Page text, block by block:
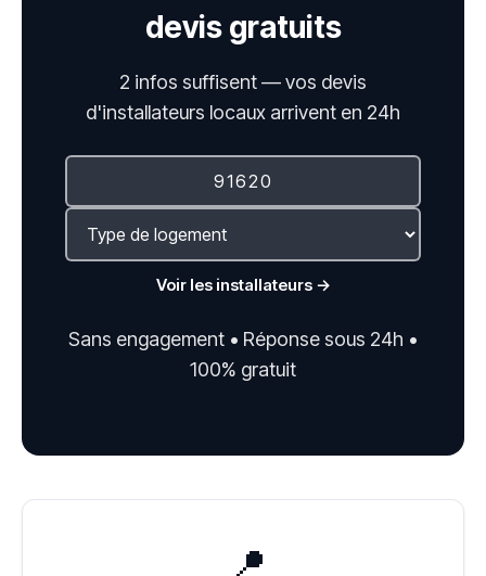
devis gratuits
2 infos suffisent — vos devis
d'installateurs locaux arrivent en 24h
Voir les installateurs →
Sans engagement • Réponse sous 24h •
100% gratuit